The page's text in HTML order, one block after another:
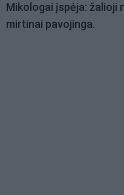
Mikologai įspėja: žalioji
mirtinai pavojinga.